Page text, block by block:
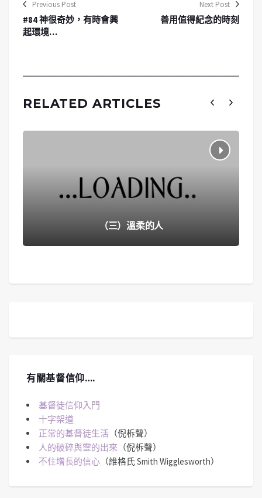
Previous Post
#84 神很奇妙，有時會興
起環境…
Next Post
善用值得紀念的時刻
RELATED ARTICLES
（三）溫柔的人
有關基督信仰….
基督徒信仰入門
十字架道
正常的基督徒生活 （倪柝聲）
人的破碎與靈的出來 （倪柝聲）
不住增長的信心 （維格氏 Smith Wigglesworth）